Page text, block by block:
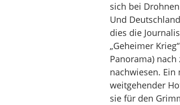
sich bei
Und
dies die
„Geheimer
Panorama)
nachwiesen.
weitgehender
sie für den